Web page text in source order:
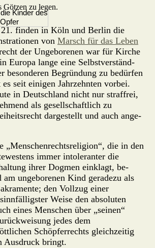
Kinder des
21. finden in Köln und Berlin die
von Marsch für das Leben
der Ungeborenen war für Kirche
Europa lange eine Selbstver­ständ­
besonderen Be­grün­dung zu bedürfen
seit einigen Jahrzehnten vorbei.
in Deutschland nicht nur straffrei,
als gesell­schaft­lich zu
dargestellt und auch ange­
„Menschen­rechts­religion“, die in den
immer intoleranter die
ihrer Dogmen einklagt, be­
ungeborenen Kind gera­dezu als
den Vollzug einer
Weise den absoluten
eines Menschen über „seinen“
jedes dem
Schöpfer­rechts gleichzeitig
Ausdruck bringt.